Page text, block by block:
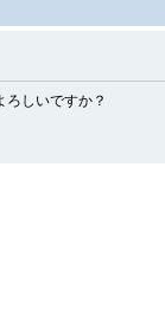
しいですか？